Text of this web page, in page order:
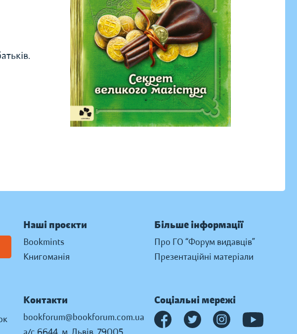
Наші проєкти
Bookmints
Книгоманія
Більше інформації
Про ГО “Форум видавців”
Презентаційні матеріали
Контакти
bookforum@bookforum.com.ua
Соціальні мережі